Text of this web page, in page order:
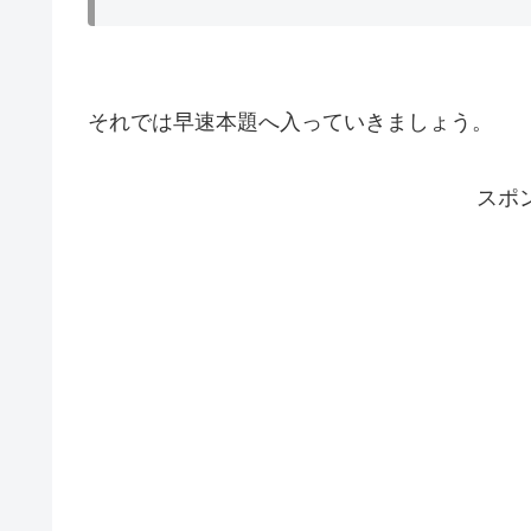
それでは早速本題へ入っていきましょう。
スポ